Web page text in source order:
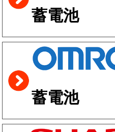
蓄電池
蓄電池